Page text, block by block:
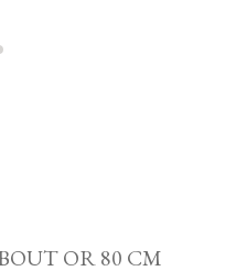
OR 80 CM